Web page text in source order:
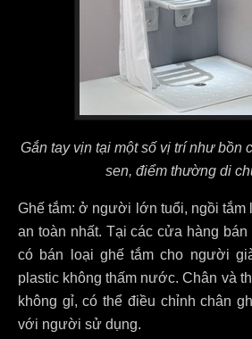
Gắn tay vịn tại một số vị trí như bồn
sen, điểm thường di
Ghế tắm: ở người lớn tuổi, ngồi tắm
an toàn nhất. Tại các cửa hàng
có bán loại ghế tắm cho người
plastic không thấm nước. Chân và
không gỉ, có thể điều chỉnh chân
với người sử dụng.